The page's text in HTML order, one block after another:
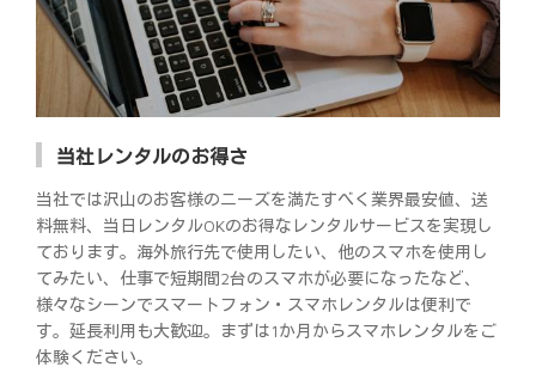
当社レンタルのお得さ
当社では沢山のお客様のニーズを満たすべく業界最安値、送
料無料、当日レンタルOKのお得なレンタルサービスを実現し
ております。海外旅行先で使用したい、他のスマホを使用し
てみたい、仕事で短期間2台のスマホが必要になったなど、
様々なシーンでスマートフォン・スマホレンタルは便利で
す。延長利用も大歓迎。まずは1か月からスマホレンタルをご
体験ください。